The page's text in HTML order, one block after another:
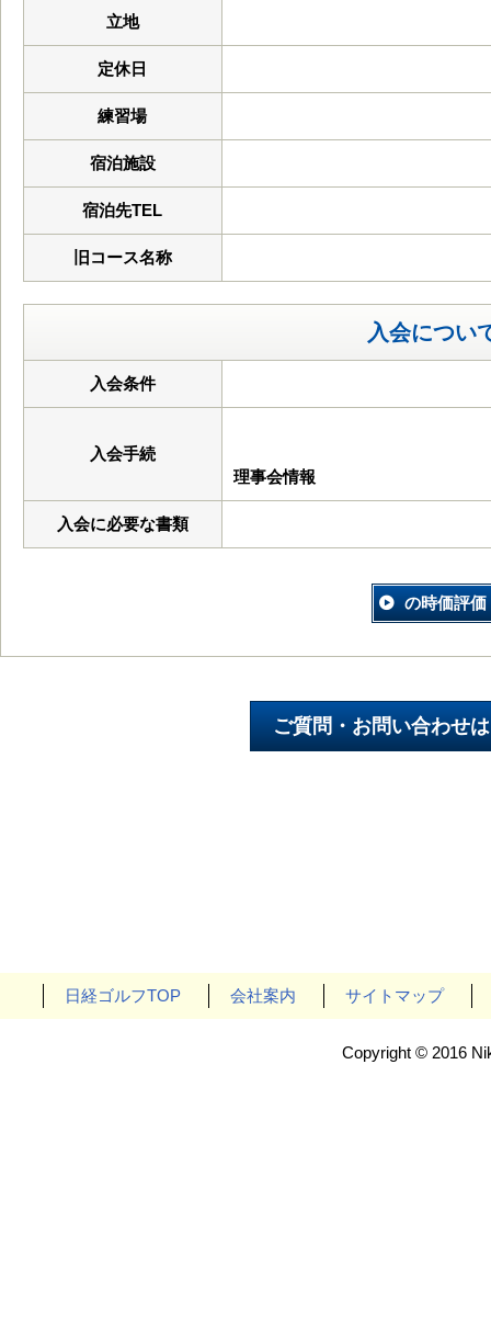
立地
定休日
練習場
宿泊施設
宿泊先TEL
旧コース名称
入会につい
入会条件
入会手続
理事会情報
入会に必要な書類
の時価評価
日経ゴルフTOP 会社案内 サイトマップ
Copyright © 2016